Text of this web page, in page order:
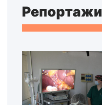
Репортажи